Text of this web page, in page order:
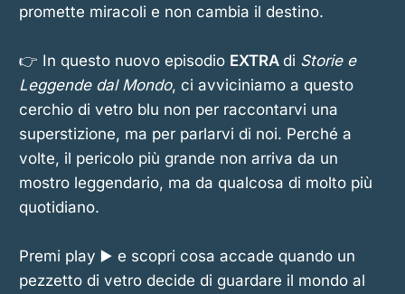
promette miracoli e non cambia il destino.
👉 In questo nuovo episodio EXTRA di Storie e
Leggende dal Mondo, ci avviciniamo a questo
cerchio di vetro blu non per raccontarvi una
superstizione, ma per parlarvi di noi. Perché a
volte, il pericolo più grande non arriva da un
mostro leggendario, ma da qualcosa di molto più
quotidiano.
Premi play ▶️ e scopri cosa accade quando un
pezzetto di vetro decide di guardare il mondo al